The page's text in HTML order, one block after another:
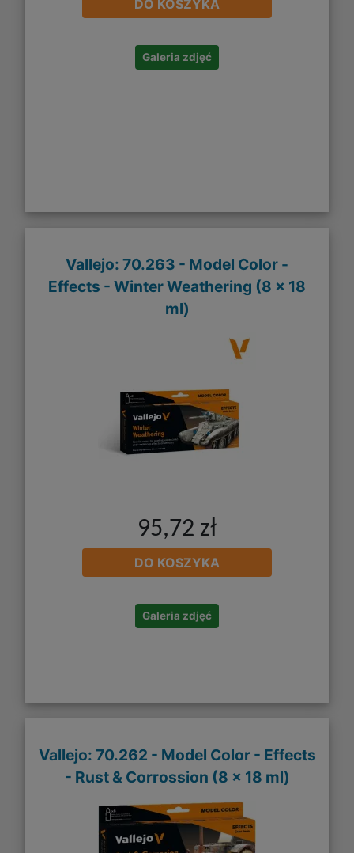
DO KOSZYKA
Galeria zdjęć
Vallejo: 70.263 - Model Color -
Effects - Winter Weathering (8 x 18
ml)
95,72 zł
DO KOSZYKA
Galeria zdjęć
Vallejo: 70.262 - Model Color - Effects
- Rust & Corrossion (8 x 18 ml)